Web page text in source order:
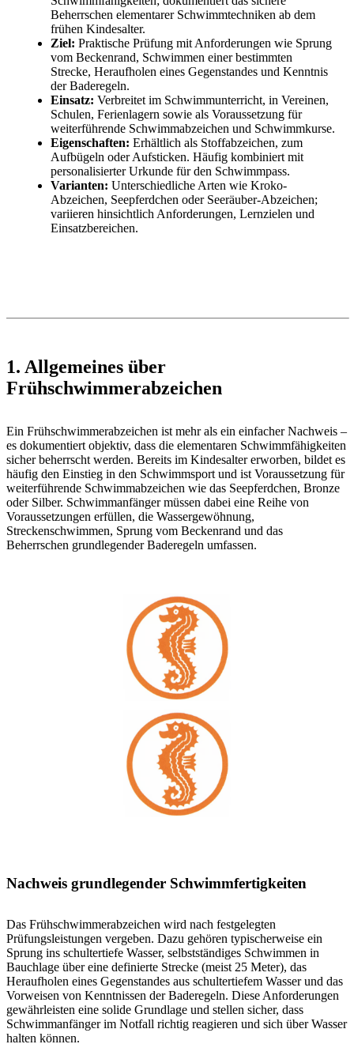
Beherrschen elementarer Schwimmtechniken ab dem
frühen Kindesalter.
Ziel: Praktische Prüfung mit Anforderungen wie Sprung
vom Beckenrand, Schwimmen einer bestimmten
Strecke, Heraufholen eines Gegenstandes und Kenntnis
der Baderegeln.
Einsatz: Verbreitet im Schwimmunterricht, in Vereinen,
Schulen, Ferienlagern sowie als Voraussetzung für
weiterführende Schwimmabzeichen und Schwimmkurse.
Eigenschaften: Erhältlich als Stoffabzeichen, zum
Aufbügeln oder Aufsticken. Häufig kombiniert mit
personalisierter Urkunde für den Schwimmpass.
Varianten: Unterschiedliche Arten wie Kroko-
Abzeichen, Seepferdchen oder Seeräuber-Abzeichen;
variieren hinsichtlich Anforderungen, Lernzielen und
Einsatzbereichen.
1. Allgemeines über
Frühschwimmerabzeichen
Ein Frühschwimmerabzeichen ist mehr als ein einfacher Nachweis –
es dokumentiert objektiv, dass die elementaren Schwimmfähigkeiten
sicher beherrscht werden. Bereits im Kindesalter erworben, bildet es
häufig den Einstieg in den Schwimmsport und ist Voraussetzung für
weiterführende Schwimmabzeichen wie das Seepferdchen, Bronze
oder Silber. Schwimmanfänger müssen dabei eine Reihe von
Voraussetzungen erfüllen, die Wassergewöhnung,
Streckenschwimmen, Sprung vom Beckenrand und das
Beherrschen grundlegender Baderegeln umfassen.
Nachweis grundlegender Schwimmfertigkeiten
Das Frühschwimmerabzeichen wird nach festgelegten
Prüfungsleistungen vergeben. Dazu gehören typischerweise ein
Sprung ins schultertiefe Wasser, selbstständiges Schwimmen in
Bauchlage über eine definierte Strecke (meist 25 Meter), das
Heraufholen eines Gegenstandes aus schultertiefem Wasser und das
Vorweisen von Kenntnissen der Baderegeln. Diese Anforderungen
gewährleisten eine solide Grundlage und stellen sicher, dass
Schwimmanfänger im Notfall richtig reagieren und sich über Wasser
halten können.